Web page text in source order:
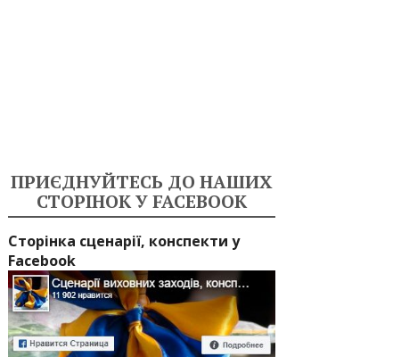
ПРИЄДНУЙТЕСЬ ДО НАШИХ
СТОРІНОК У FACEBOOK
Сторінка сценарії, конспекти у
Facebook